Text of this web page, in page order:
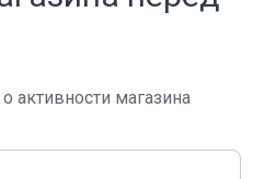
активности магазина